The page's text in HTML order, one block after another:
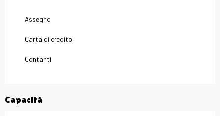
Assegno
Carta di credito
Contanti
Capacità